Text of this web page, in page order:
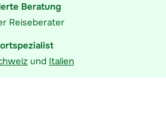
Beratung
Reiseberater
und Italien